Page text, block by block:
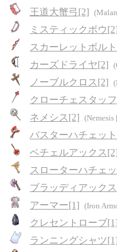
王道大蟹弓[2]
ミスティックボウ[2]
スカーレットボル
カーズドライヤ[2]
ノーブルクロス[2]
クローチェスタッ
ネメシス[2] (Nemesis
バスターハチェッ
ベチェルアックス[2]
スローターハチェ
ブラッディアック
アーマー[1] (Iron
クレセントローブ[1]
ランニングシャツ[1]